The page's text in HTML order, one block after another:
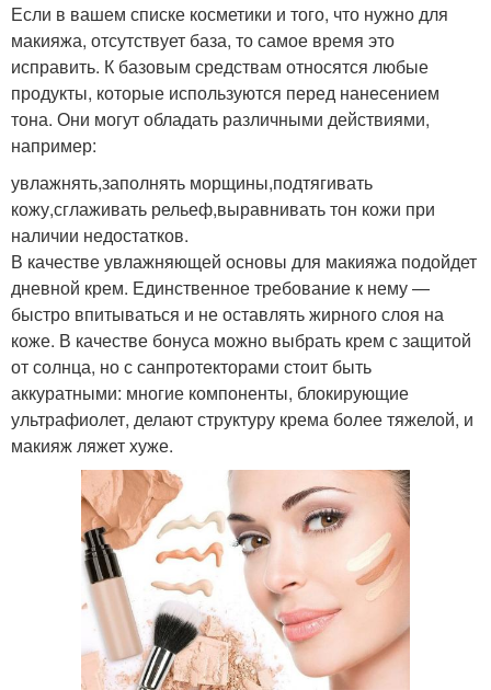
Если в вашем списке косметики и того, что нужно для
макияжа, отсутствует база, то самое время это
исправить. К базовым средствам относятся любые
продукты, которые используются перед нанесением
тона. Они могут обладать различными действиями,
например:
увлажнять,заполнять морщины,подтягивать
кожу,сглаживать рельеф,выравнивать тон кожи при
наличии недостатков.
В качестве увлажняющей основы для макияжа подойдет
дневной крем. Единственное требование к нему —
быстро впитываться и не оставлять жирного слоя на
коже. В качестве бонуса можно выбрать крем с защитой
от солнца, но с санпротекторами стоит быть
аккуратными: многие компоненты, блокирующие
ультрафиолет, делают структуру крема более тяжелой, и
макияж ляжет хуже.